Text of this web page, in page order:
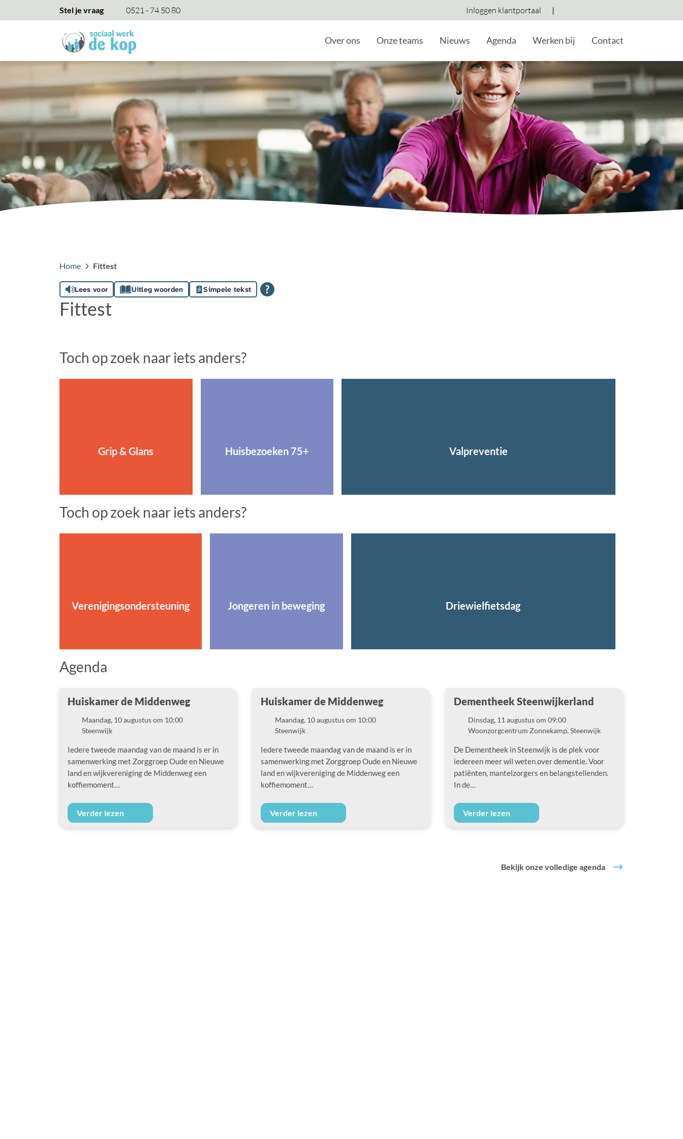
Stel je vraag 0521 - 74 50 80 Inloggen klantportaal
Hoog contrast wisselen
Lettergrootte vergroten
Lettergrootte
HomeOver ons Onze teams Nieuws Agenda Werken bij Contact
Home Fittest
Lees voor Uitleg woorden Simpele tekst
Fittest
Toch op zoek naar iets anders?
Grip & Glans Huisbezoeken 75+ Valpreventie
Toch op zoek naar iets anders?
Verenigingsondersteuning Jongeren in beweging Driewielfietsdag
Agenda
Huiskamer de Middenweg
Datum
Maandag, 10 augustus om 10:00
Locatie
Steenwijk
Iedere tweede maandag van de maand is er in
samenwerking met Zorggroep Oude en Nieuwe
land en wijkvereniging de Middenweg een
koffiemoment…
Verder lezen
Huiskamer de Middenweg
Datum
Maandag, 10 augustus om 10:00
Locatie
Steenwijk
Iedere tweede maandag van de maand is er in
samenwerking met Zorggroep Oude en Nieuwe
land en wijkvereniging de Middenweg een
koffiemoment…
Verder lezen
Dementheek Steenwijkerland
Datum
Dinsdag, 11 augustus om 09:00
Locatie
Woonzorgcentrum Zonnekamp, Steenwijk
De Dementheek in Steenwijk is de plek voor
iedereen meer wil weten over dementie. Voor
patiënten, mantelzorgers en belangstellenden.
In de…
Verder lezen
Bekijk onze volledige agenda